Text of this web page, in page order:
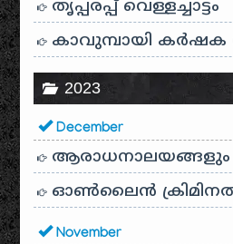
തൃപ്പരപ്പ് വെള്ളച്ചാട്ടം
കാവുമ്പായി കർഷക
2023
December
ആരാധനാലയങ്ങളും
ഓൺലൈൻ
November